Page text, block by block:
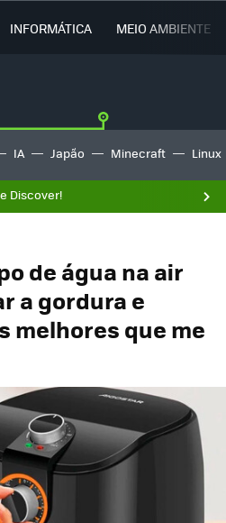
INFORMÁTICA MEIO AMBIENTE
IA Japão Minecraft Linux
Discover!
de água na air
a gordura e
melhores que me